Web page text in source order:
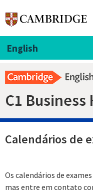
English
C1
Calendários de
Os calendários de
mas entre em contato